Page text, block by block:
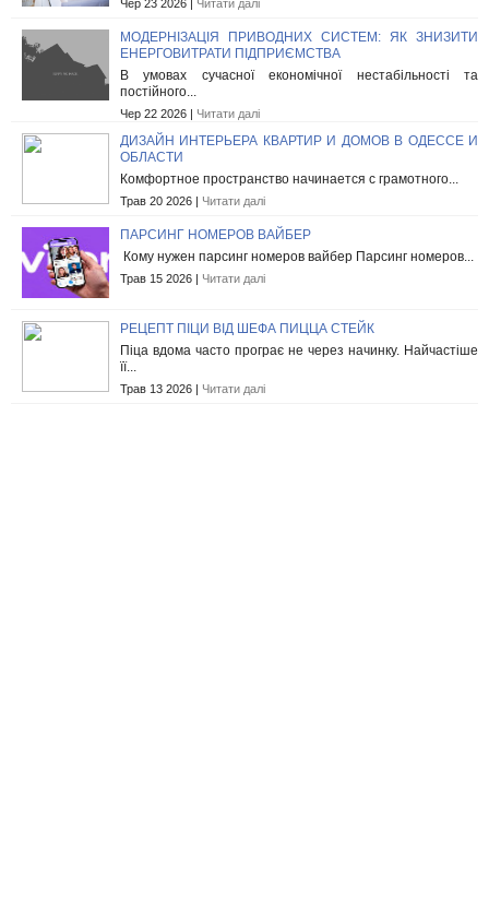
Чер 23 2026 | Читати далі
МОДЕРНІЗАЦІЯ ПРИВОДНИХ СИСТЕМ: ЯК ЗНИЗИТИ
ЕНЕРГОВИТРАТИ ПІДПРИЄМСТВА
В умовах сучасної економічної нестабільності та
постійного...
Чер 22 2026 | Читати далі
ДИЗАЙН ИНТЕРЬЕРА КВАРТИР И ДОМОВ В ОДЕССЕ И
ОБЛАСТИ
Комфортное пространство начинается с грамотного...
Трав 20 2026 | Читати далі
ПАРСИНГ НОМЕРОВ ВАЙБЕР
Кому нужен парсинг номеров вайбер Парсинг номеров...
Трав 15 2026 | Читати далі
РЕЦЕПТ ПІЦИ ВІД ШЕФА ПИЦЦА СТЕЙК
Піца вдома часто програє не через начинку. Найчастіше
її...
Трав 13 2026 | Читати далі